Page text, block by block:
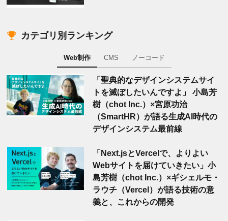
カテゴリ別ランキング
Web制作 CMS ノーコード
「聖典的なデザインシステムサイ
トを滅ぼしたいんですよ」 小島芳
樹（chot Inc.）×宮原功治
（SmartHR）が語る生成AI時代の
デザインシステム最前線
「Next.jsとVercelで、よりよい
Webサイトを届けていきたい」小
島芳樹（chot Inc.）×ギシェルモ・
ラウチ（Vercel）が語る技術の意
義と、これからの開発